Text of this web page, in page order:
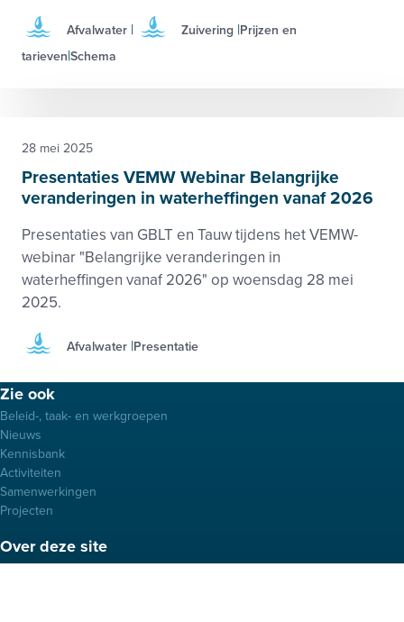
Afvalwater Zuivering Prijzen en
tarieven Schema
Presentaties VEMW Webinar Belangrijke
veranderingen in waterheffingen vanaf 2026
Presentaties van GBLT en Tauw tijdens het VEMW-
webinar "Belangrijke veranderingen in
waterheffingen vanaf 2026" op woensdag 28 mei
2025.
28 mei 2025
Afvalwater Presentatie
Footer
menu
Zie ook
Beleid-, taak- en werkgroepen
Nieuws
Kennisbank
Activiteiten
Samenwerkingen
Projecten
Over deze site
Privacy